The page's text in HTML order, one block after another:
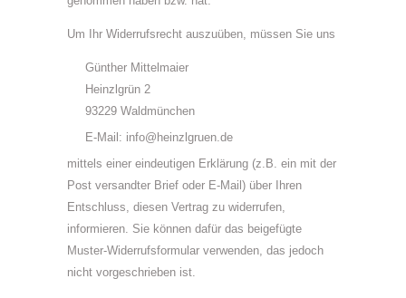
Um Ihr Widerrufsrecht auszuüben, müssen Sie uns
Günther Mittelmaier
Heinzlgrün 2
93229 Waldmünchen
E-Mail: info@heinzlgruen.de
mittels einer eindeutigen Erklärung (z.B. ein mit der
Post versandter Brief oder E-Mail) über Ihren
Entschluss, diesen Vertrag zu widerrufen,
informieren. Sie können dafür das beigefügte
Muster-Widerrufsformular verwenden, das jedoch
nicht vorgeschrieben ist.